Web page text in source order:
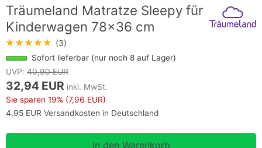
Träumeland Matratze Sleepy für
Kinderwagen 78x36 cm
★★★★★ (3)
Sofort lieferbar (nur noch 8 auf Lager)
UVP: 40,90 EUR
32,94 EUR inkl. MwSt.
Sie sparen 19% (7,96 EUR)
4,95 EUR Versandkosten in Deutschland